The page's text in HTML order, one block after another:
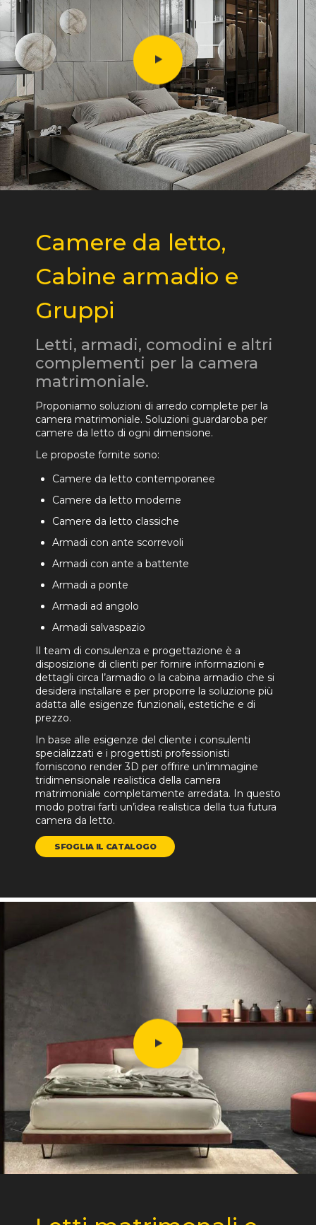
Camere da letto,
Cabine armadio e
Gruppi
Letti, armadi, comodini e altri
complementi per la camera
matrimoniale.
Proponiamo soluzioni di arredo complete per la
camera matrimoniale. Soluzioni guardaroba per
camere da letto di ogni dimensione.
Le proposte fornite sono:
Camere da letto contemporanee
Camere da letto moderne
Camere da letto classiche
Armadi con ante scorrevoli
Armadi con ante a battente
Armadi a ponte
Armadi ad angolo
Armadi salvaspazio
Il team di consulenza e progettazione è a
disposizione di clienti per fornire informazioni e
dettagli circa l’armadio o la cabina armadio che si
desidera installare e per proporre la soluzione più
adatta alle esigenze funzionali, estetiche e di
prezzo.
In base alle esigenze del cliente i consulenti
specializzati e i progettisti professionisti
forniscono render 3D per offrire un’immagine
tridimensionale realistica della camera
matrimoniale completamente arredata. In questo
modo potrai farti un’idea realistica della tua futura
camera da letto.
SFOGLIA IL CATALOGO